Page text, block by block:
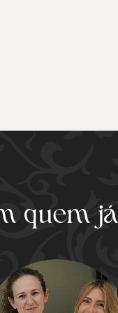
quem